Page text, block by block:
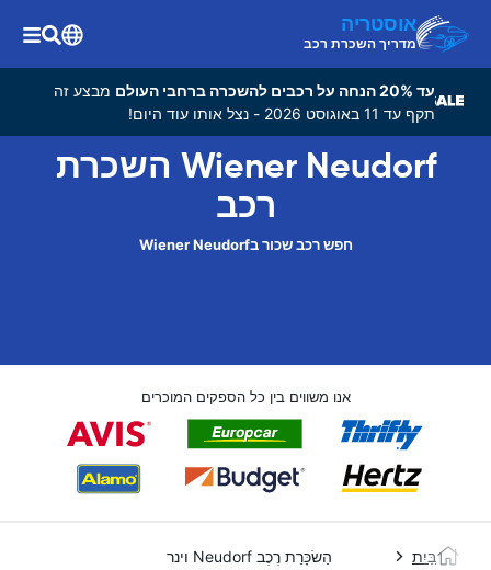
אוסטריה
מדריך השכרת רכב
עד 20% הנחה על רכבים להשכרה ברחבי העולם
מבצע זה
תקף עד 11 באוגוסט 2026 - נצל אותו עוד היום!
Wiener Neudorf השכרת
רכב
חפש רכב שכור בWiener Neudorf
אנו משווים בין כל הספקים המוכרים
בַּיִת הַשׂכָּרַת רֶכֶב Neudorf וינר